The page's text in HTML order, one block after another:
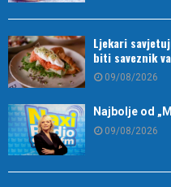
Ljekari
biti saveznik
09/08/2026
Najbolje od
09/08/2026